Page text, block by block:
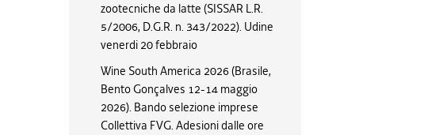
zootecniche da latte (SISSAR L.R.
5/2006, D.G.R. n. 343/2022). Udine
venerdi 20 febbraio
Wine South America 2026 (Brasile,
Bento Gonçalves 12-14 maggio
2026). Bando selezione imprese
Collettiva FVG. Adesioni dalle ore